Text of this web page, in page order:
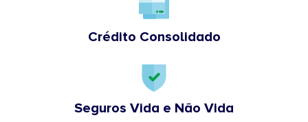
Crédito Consolidado
Seguros Vida e Não Vida